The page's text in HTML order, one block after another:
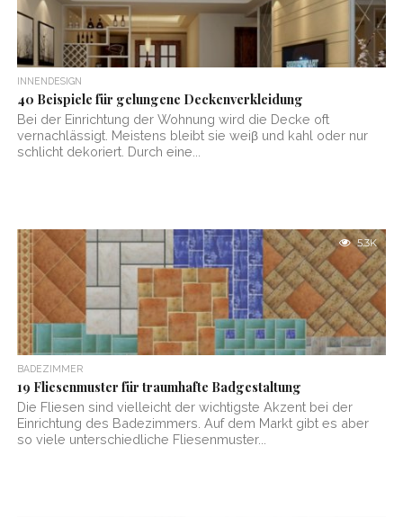
INNENDESIGN
40 Beispiele für gelungene Deckenverkleidung
Bei der Einrichtung der Wohnung wird die Decke oft
vernachlässigt. Meistens bleibt sie weiβ und kahl oder nur
schlicht dekoriert. Durch eine...
5.3K
BADEZIMMER
19 Fliesenmuster für traumhafte Badgestaltung
Die Fliesen sind vielleicht der wichtigste Akzent bei der
Einrichtung des Badezimmers. Auf dem Markt gibt es aber
so viele unterschiedliche Fliesenmuster...